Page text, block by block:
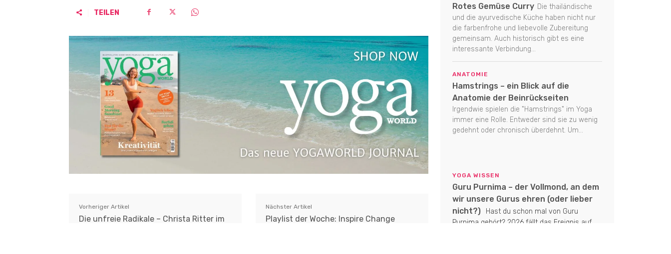
TEILEN
Vorheriger Artikel
Die unfreie Radikale – Christa Ritter im
Nächster Artikel
Playlist der Woche: Inspire Change
Rotes Gemüse Curry Die thailändische
und die ayurvedische Küche haben nicht nur
die farbenfrohe und liebevolle Zubereitung
gemeinsam. Auch historisch gibt es eine
interessante Verbindung...
ANATOMIE
Hamstrings – ein Blick auf die
Anatomie der Beinrückseiten
Irgendwie spielen die "Hamstrings" im Yoga
immer eine Rolle. Entweder sind sie zu wenig
gedehnt oder chronisch überdehnt. Um...
YOGA WISSEN
Guru Purnima – der Vollmond, an dem
wir unsere Gurus ehren (oder lieber
nicht?)
Hast du schon mal von Guru
Purnima gehört? 2026 fällt das Ereignis auf